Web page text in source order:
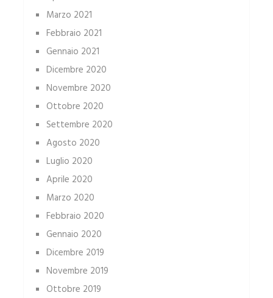
Marzo 2021
Febbraio 2021
Gennaio 2021
Dicembre 2020
Novembre 2020
Ottobre 2020
Settembre 2020
Agosto 2020
Luglio 2020
Aprile 2020
Marzo 2020
Febbraio 2020
Gennaio 2020
Dicembre 2019
Novembre 2019
Ottobre 2019